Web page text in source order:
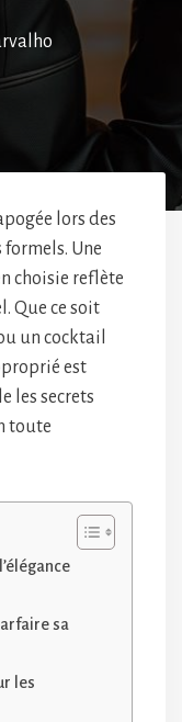
lors des
formels. Une
choisie reflète
Que ce soit
un cocktail
est
les secrets
toute
sa
les